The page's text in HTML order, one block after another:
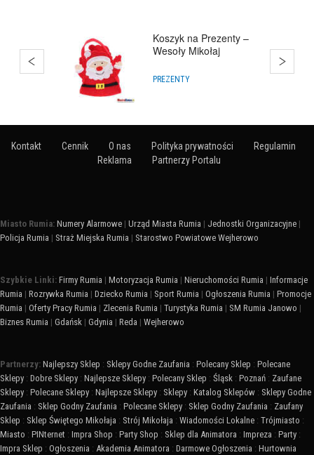
Koszyk na Prezenty –
Wesoły Mikołaj
PREZENTY
Kontakt Cennik O nas Polityka prywatności
Regulamin
Reklama
Partnerzy Portalu
Miasto Rumia: Numery Alarmowe | Urząd Miasta Rumia | Jednostki Organizacyjne |
Policja Rumia | Straż Miejska Rumia | Starostwo Powiatowe Wejherowo
Szybkie Linki: Firmy Rumia | Motoryzacja Rumia | Nieruchomości Rumia | Informacje
Rumia | Rozrywka Rumia | Dziecko Rumia | Sport Rumia | Ogłoszenia Rumia | Promocje
Rumia | Oferty Pracy Rumia | Zlecenia Rumia | Turystyka Rumia | SM Rumia Janowo |
Biznes Rumia | Gdańsk | Gdynia | Reda | Wejherowo
Partnerzy: Najlepszy Sklep : Sklepy Godne Zaufania : Polecany Sklep : Polecane
Sklepy : Dobre Sklepy : Najlepsze Sklepy : Polecany Sklep : Śląsk : Poznań : Zaufane
Sklepy : Polecane Sklepy : Najlepsze Sklepy : Sklepy : Katalog Sklepów : Sklepy Godne
Zaufania : Sklep Godny Zaufania : Polecane Sklepy : Sklep Godny Zaufania : Zaufany
Sklep : Sklep Świętego Mikołaja : Strój Mikołaja : Wiadomości Lokalne : Trójmiasto :
Miasto : PINternet : Impra Shop : Party Shop : Sklep dla Animatora : Impreza : Party :
Impra Sklep : Ogłoszenia : Akademia Animatora : Darmowe Ogłoszenia : Hurtownia